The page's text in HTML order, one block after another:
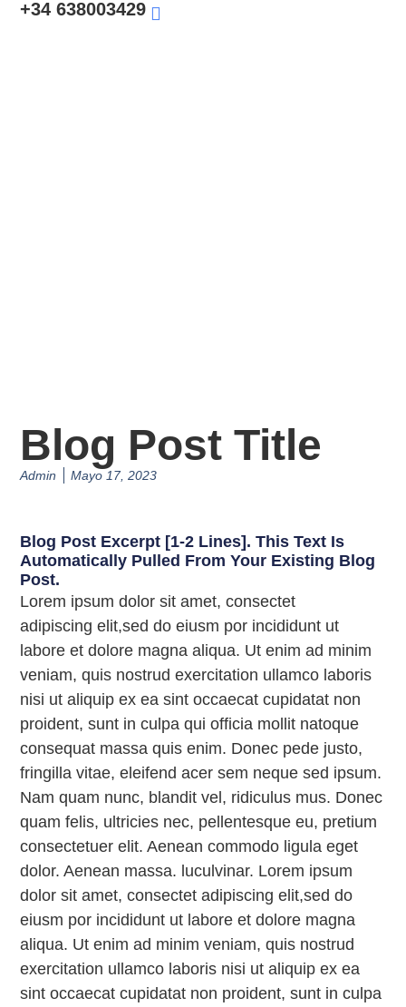
+34 638003429
Blog Post Title
Admin Mayo 17, 2023
Blog Post Excerpt [1-2 Lines]. This Text Is
Automatically Pulled From Your Existing Blog
Post.
Lorem ipsum dolor sit amet, consectet
adipiscing elit,sed do eiusm por incididunt ut
labore et dolore magna aliqua. Ut enim ad minim
veniam, quis nostrud exercitation ullamco laboris
nisi ut aliquip ex ea sint occaecat cupidatat non
proident, sunt in culpa qui officia mollit natoque
consequat massa quis enim. Donec pede justo,
fringilla vitae, eleifend acer sem neque sed ipsum.
Nam quam nunc, blandit vel, ridiculus mus. Donec
quam felis, ultricies nec, pellentesque eu, pretium
consectetuer elit. Aenean commodo ligula eget
dolor. Aenean massa. luculvinar. Lorem ipsum
dolor sit amet, consectet adipiscing elit,sed do
eiusm por incididunt ut labore et dolore magna
aliqua. Ut enim ad minim veniam, quis nostrud
exercitation ullamco laboris nisi ut aliquip ex ea
sint occaecat cupidatat non proident, sunt in culpa